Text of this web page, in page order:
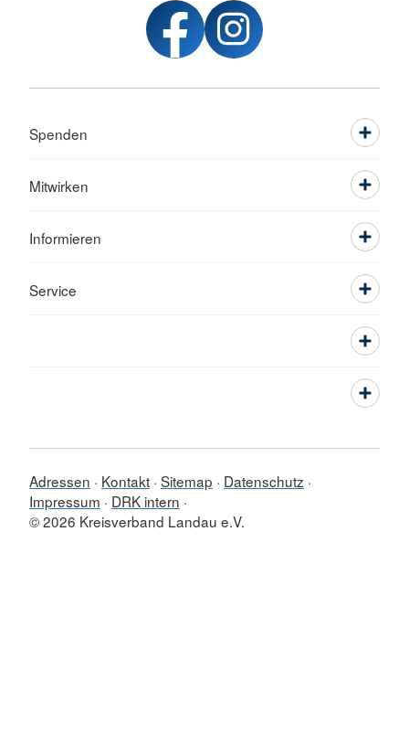
Spenden
Mitwirken
Informieren
Service
Adressen Kontakt Sitemap
Datenschutz
Impressum
DRK intern
© 2026 Kreisverband Landau e.V.